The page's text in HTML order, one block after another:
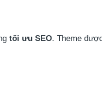
tối ưu SEO. Theme